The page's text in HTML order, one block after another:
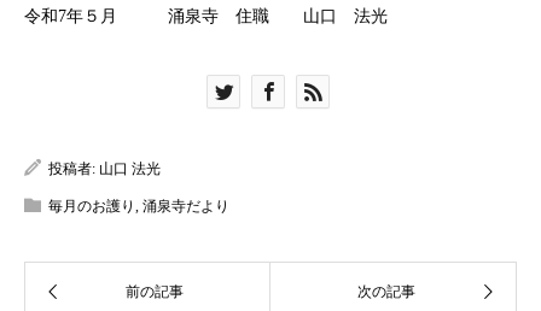
令和7年５月 涌泉寺 住職 山口 法光
投稿者: 山口 法光
毎月のお護り , 涌泉寺だより